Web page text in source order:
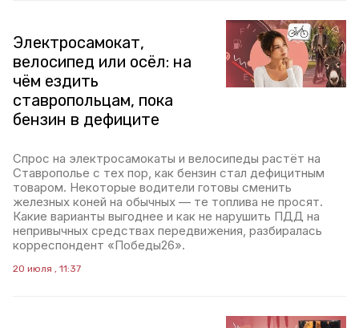
Электросамокат,
велосипед или осёл: на
чём ездить
ставропольцам, пока
бензин в дефиците
Спрос на электросамокаты и велосипеды растёт на
Ставрополье с тех пор, как бензин стал дефицитным
товаром. Некоторые водители готовы сменить
железных коней на обычных — те топлива не просят.
Какие варианты выгоднее и как не нарушить ПДД на
непривычных средствах передвижения, разбиралась
корреспондент «Победы26».
20 июля , 11:37